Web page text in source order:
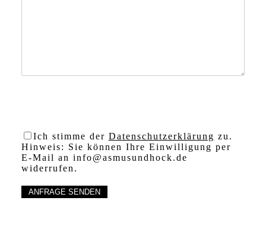
Ich stimme der Datenschutzerklärung zu.
Hinweis: Sie können Ihre Einwilligung per
E-Mail an info@asmusundhock.de
widerrufen.